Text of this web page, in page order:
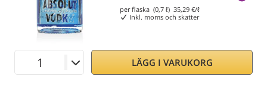
per flaska (0,7 ℓ) 35,29€/ℓ
Inkl. moms och skatter
LÄGG I VARUKORG